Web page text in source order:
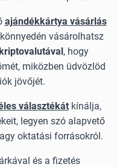
ajándékkártya vásárlás
vásárolhatsz
, hogy
miközben üdvözlöd
jövőjét.
választékát kínálja,
legyen szó alapvető
oktatási forrásokról.
és a fizetés